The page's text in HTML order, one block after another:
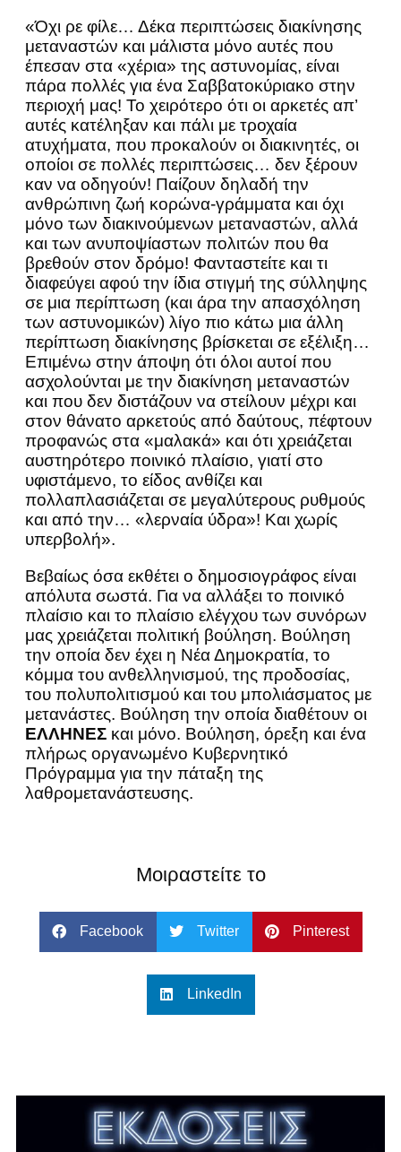
«Όχι ρε φίλε… Δέκα περιπτώσεις διακίνησης
μεταναστών και μάλιστα μόνο αυτές που
έπεσαν στα «χέρια» της αστυνομίας, είναι
πάρα πολλές για ένα Σαββατοκύριακο στην
περιοχή μας! Το χειρότερο ότι οι αρκετές απ’
αυτές κατέληξαν και πάλι με τροχαία
ατυχήματα, που προκαλούν οι διακινητές, οι
οποίοι σε πολλές περιπτώσεις… δεν ξέρουν
καν να οδηγούν! Παίζουν δηλαδή την
ανθρώπινη ζωή κορώνα-γράμματα και όχι
μόνο των διακινούμενων μεταναστών, αλλά
και των ανυποψίαστων πολιτών που θα
βρεθούν στον δρόμο! Φανταστείτε και τι
διαφεύγει αφού την ίδια στιγμή της σύλληψης
σε μια περίπτωση (και άρα την απασχόληση
των αστυνομικών) λίγο πιο κάτω μια άλλη
περίπτωση διακίνησης βρίσκεται σε εξέλιξη…
Επιμένω στην άποψη ότι όλοι αυτοί που
ασχολούνται με την διακίνηση μεταναστών
και που δεν διστάζουν να στείλουν μέχρι και
στον θάνατο αρκετούς από δαύτους, πέφτουν
προφανώς στα «μαλακά» και ότι χρειάζεται
αυστηρότερο ποινικό πλαίσιο, γιατί στο
υφιστάμενο, το είδος ανθίζει και
πολλαπλασιάζεται σε μεγαλύτερους ρυθμούς
και από την… «λερναία ύδρα»! Και χωρίς
υπερβολή».
Βεβαίως όσα εκθέτει ο δημοσιογράφος είναι
απόλυτα σωστά. Για να αλλάξει το ποινικό
πλαίσιο και το πλαίσιο ελέγχου των συνόρων
μας χρειάζεται πολιτική βούληση. Βούληση
την οποία δεν έχει η Νέα Δημοκρατία, το
κόμμα του ανθελληνισμού, της προδοσίας,
του πολυπολιτισμού και του μπολιάσματος με
μετανάστες. Βούληση την οποία διαθέτουν οι
ΕΛΛΗΝΕΣ και μόνο. Βούληση, όρεξη και ένα
πλήρως οργανωμένο Κυβερνητικό
Πρόγραμμα για την πάταξη της
λαθρομετανάστευσης.
Μοιραστείτε το
Facebook Twitter Pinterest
LinkedIn